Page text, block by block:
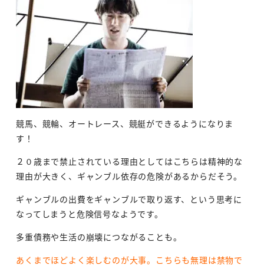
競馬、競輪、オートレース、競艇ができるようになりま
す！
２０歳まで禁止されている理由としてはこちらは精神的な
理由が大きく、ギャンブル依存の危険があるからだそう。
ギャンブルの出費をギャンブルで取り返す、という思考に
なってしまうと危険信号なようです。
多重債務や生活の崩壊につながることも。
あくまでほどよく楽しむのが大事。こちらも無理は禁物で